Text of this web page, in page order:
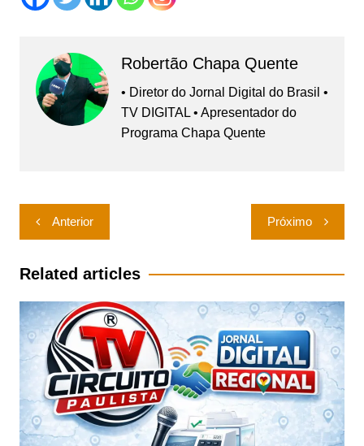
Robertão Chapa Quente
• Diretor do Jornal Digital do Brasil •
TV DIGITAL • Apresentador do
Programa Chapa Quente
Navegação
de
Post
Anterior Próximo
Related articles